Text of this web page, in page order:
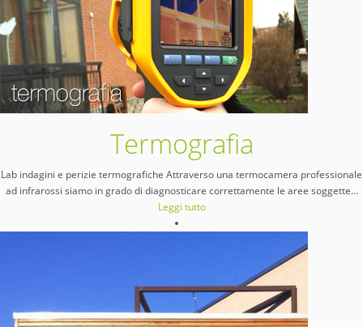
Termografia
Lab indagini e perizie termografiche Attraverso una termocamera professionale
ad infrarossi siamo in grado di diagnosticare correttamente le aree soggette…
Leggi tutto